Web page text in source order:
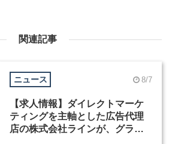
関連記事
ニュース 8/7
【求人情報】ダイレクトマーケ
ティングを主軸とした広告代理
店の株式会社ラインが、グラフ